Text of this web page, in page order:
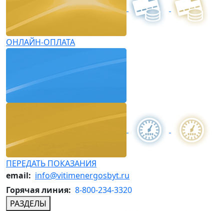
ОНЛАЙН-ОПЛАТА
ПЕРЕДАТЬ ПОКАЗАНИЯ
email: info@vitimenergosbyt.ru
Горячая линия: 8-800-234-3320
РАЗДЕЛЫ